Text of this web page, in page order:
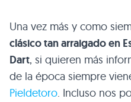
Una vez más y como
clásico tan arraigado en
Dart, si quieren más
de la época siempre
Pieldetoro. Incluso nos